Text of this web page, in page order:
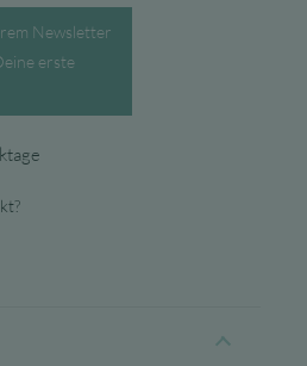
Newsletter
erste